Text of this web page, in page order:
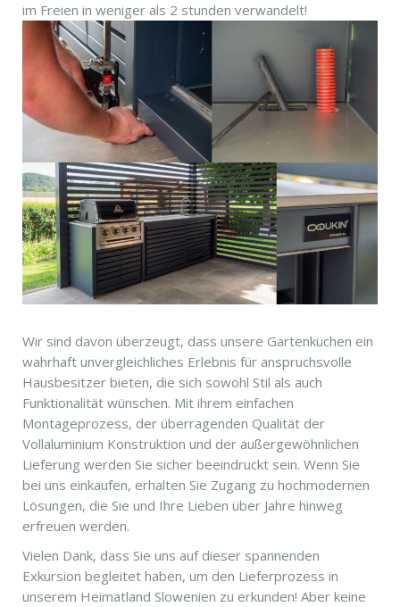
im Freien in weniger als 2 stunden verwandelt!
Wir sind davon überzeugt, dass unsere Gartenküchen ein
wahrhaft unvergleichliches Erlebnis für anspruchsvolle
Hausbesitzer bieten, die sich sowohl Stil als auch
Funktionalität wünschen. Mit ihrem einfachen
Montageprozess, der überragenden Qualität der
Vollaluminium Konstruktion und der außergewöhnlichen
Lieferung werden Sie sicher beeindruckt sein. Wenn Sie
bei uns einkaufen, erhalten Sie Zugang zu hochmodernen
Lösungen, die Sie und Ihre Lieben über Jahre hinweg
erfreuen werden.
Vielen Dank, dass Sie uns auf dieser spannenden
Exkursion begleitet haben, um den Lieferprozess in
unserem Heimatland Slowenien zu erkunden! Aber keine